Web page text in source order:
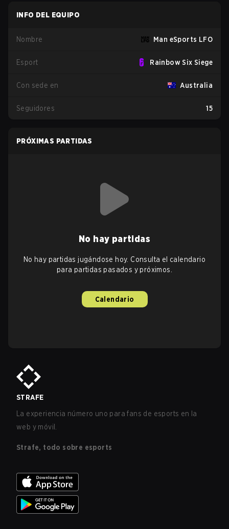
INFO DEL EQUIPO
Nombre Man eSports LFO
Esport Rainbow Six Siege
Con sede en Australia
Seguidores 15
PRÓXIMAS PARTIDAS
No hay partidas
No hay partidas jugándose hoy. Consulta el calendario
para partidas pasados y próximos.
Calendario
STRAFE
La experiencia número uno para fans de esports en la
web y móvil.
Strafe, todo sobre esports